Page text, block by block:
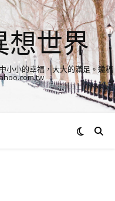
想世界
小小的幸福，大大的滿足。邀稿